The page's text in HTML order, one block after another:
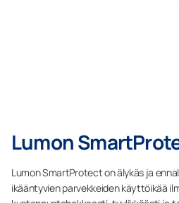
Lumon
Lumon SmartProtect on älykäs ja
ikääntyvien parvekkeiden käyttöikää